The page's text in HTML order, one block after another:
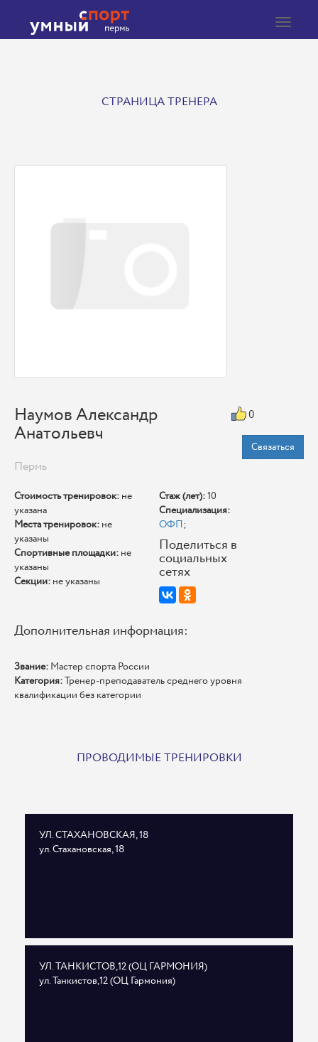
Toggle
СТРАНИЦА ТРЕНЕРА
Наумов Александр
Анатольевч
0
Связаться
Пермь
Стоимость тренировок: не
указана
Места тренировок: не
указаны
Спортивные площадки: не
указаны
Секции: не указаны
Стаж (лет):10
Специализация:
ОФП;
Поделиться в
социальных
сетях
Дополнительная информация:
Звание: Мастер спорта России
Категория:Тренер-преподаватель среднего уровня
квалификации без категории
ПРОВОДИМЫЕ ТРЕНИРОВКИ
УЛ. СТАХАНОВСКАЯ, 18
ул. Стахановская, 18
УЛ. ТАНКИСТОВ,12 (ОЦ ГАРМОНИЯ)
ул. Танкистов,12 (ОЦ Гармония)